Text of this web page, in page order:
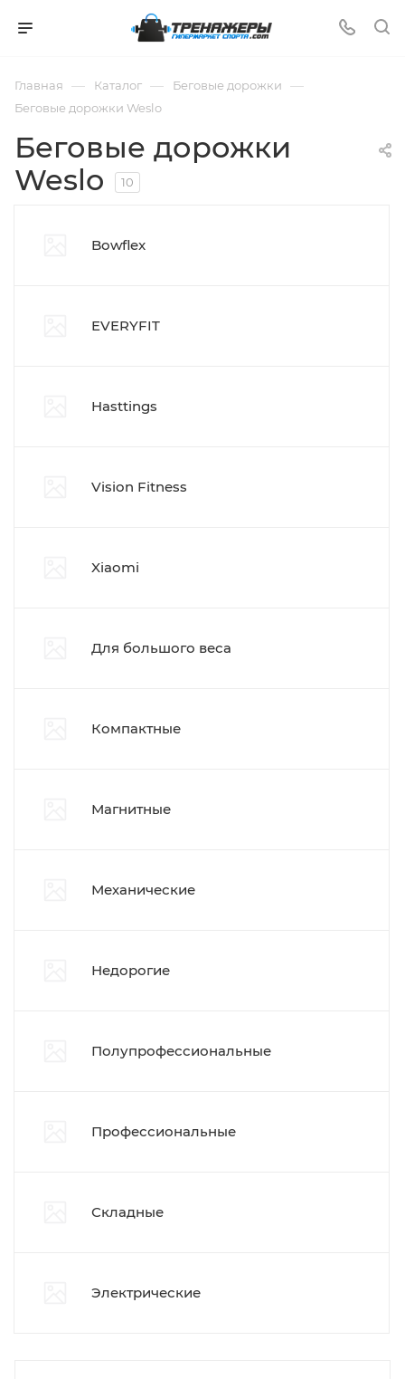
Главная — Каталог — Беговые дорожки —
Беговые дорожки Weslo
Беговые дорожки
Weslo
10
Bowflex
EVERYFIT
Hasttings
Vision Fitness
Xiaomi
Для большого веса
Компактные
Магнитные
Механические
Недорогие
Полупрофессиональные
Профессиональные
Складные
Электрические